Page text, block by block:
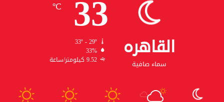
القاهره
سماء صافية
33
℃
33º - 29º
33%
9.52 كيلومتر/ساعة